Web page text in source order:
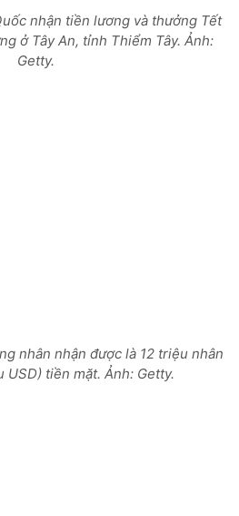
nhận tiền lương và thưởng Tết
ở Tây An, tỉnh Thiểm Tây. Ảnh:
Getty.
nhân nhận được là 12 triệu nhân
USD) tiền mặt. Ảnh: Getty.